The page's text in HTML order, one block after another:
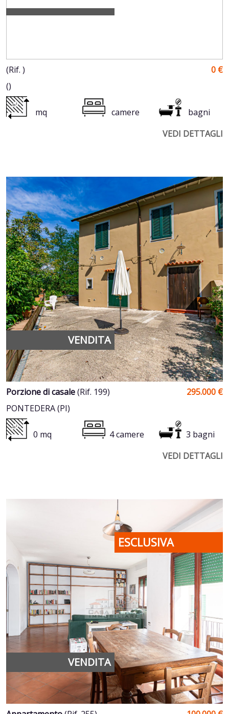
(Rif. )
0 €
()
mq camere
bagni
VEDI DETTAGLI
VENDITA
Porzione di casale(Rif. 199)
295.000 €
PONTEDERA (PI)
0 mq 4 camere
3 bagni
VEDI DETTAGLI
ESCLUSIVA
VENDITA